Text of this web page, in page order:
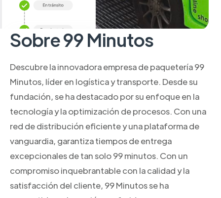
Sobre 99 Minutos
Descubre la innovadora empresa de paquetería 99
Minutos, líder en logística y transporte. Desde su
fundación, se ha destacado por su enfoque en la
tecnología y la optimización de procesos. Con una
red de distribución eficiente y una plataforma de
vanguardia, garantiza tiempos de entrega
excepcionales de tan solo 99 minutos. Con un
compromiso inquebrantable con la calidad y la
satisfacción del cliente, 99 Minutos se ha